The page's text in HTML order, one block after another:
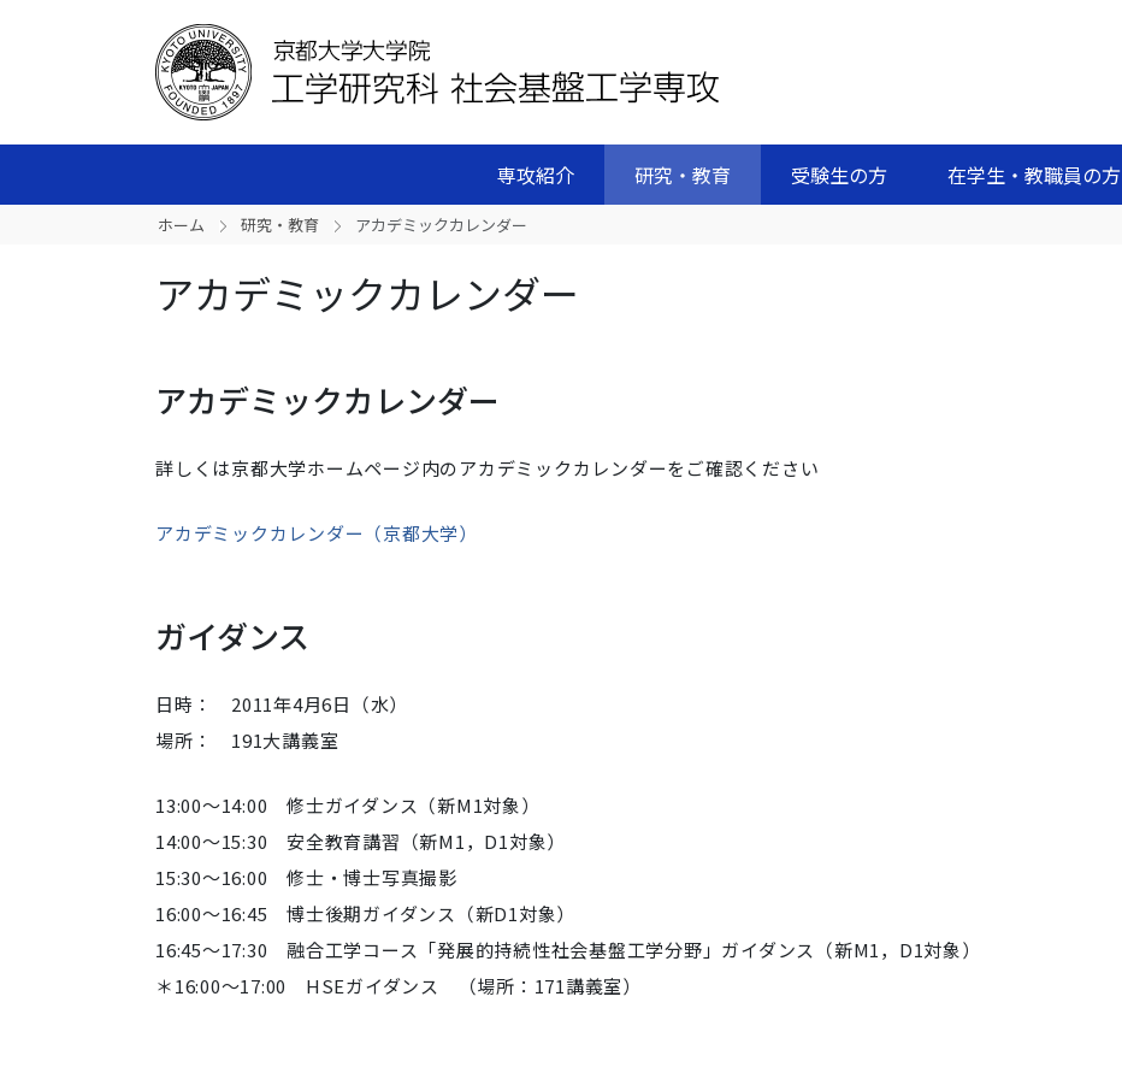
専攻紹介 研究・教育 受験生の方 在学生・教職員の方
ホーム 研究・教育 アカデミックカレンダー
アカデミックカレンダー
アカデミックカレンダー
詳しくは京都大学ホームページ内のアカデミックカレンダーをご確認ください
アカデミックカレンダー（京都大学）
ガイダンス
日時： 2011年4月6日（水）
場所： 191大講義室
13:00～14:00 修士ガイダンス（新M1対象）
14:00～15:30 安全教育講習（新M1，D1対象）
15:30～16:00 修士・博士写真撮影
16:00～16:45 博士後期ガイダンス（新D1対象）
16:45～17:30 融合工学コース「発展的持続性社会基盤工学分野」ガイダンス（新M1，D1対象）
＊16:00～17:00 HSEガイダンス （場所：171講義室）